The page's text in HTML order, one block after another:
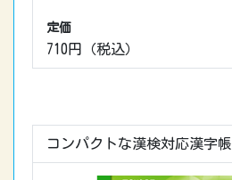
定価
710円（税込）
コンパクトな漢検対応漢字帳